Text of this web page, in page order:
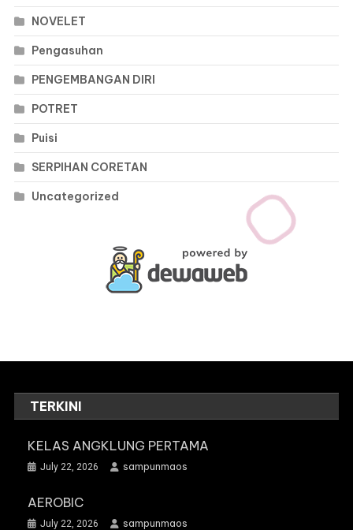
NOVELET
Pengasuhan
PENGEMBANGAN DIRI
POTRET
Puisi
SERPIHAN CORETAN
Uncategorized
TERKINI
KELAS ANGKLUNG PERTAMA
July 22, 2026 sampunmaos
AEROBIC
July 22, 2026 sampunmaos